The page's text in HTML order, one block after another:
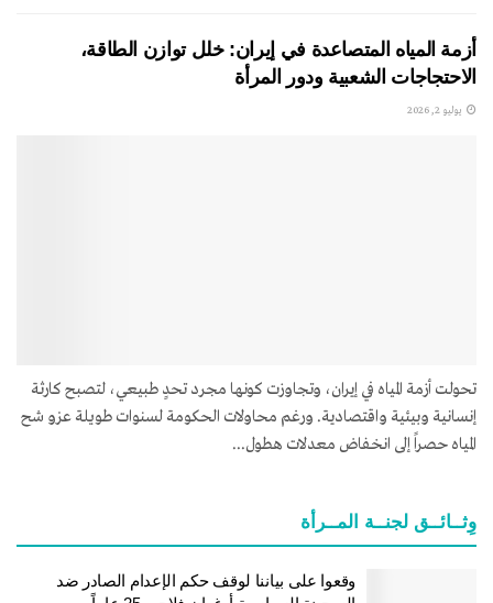
أزمة المياه المتصاعدة في إيران: خلل توازن الطاقة،
الاحتجاجات الشعبية ودور المرأة
يوليو 2, 2026
تحولت أزمة المياه في إيران، وتجاوزت كونها مجرد تحدٍ طبيعي، لتصبح كارثة
إنسانية وبيئية واقتصادية. ورغم محاولات الحكومة لسنوات طويلة عزو شح
المياه حصراً إلى انخفاض معدلات هطول...
وِثــائــق لجنــة المــرأة
وقعوا على بياننا لوقف حكم الإعدام الصادر ضد